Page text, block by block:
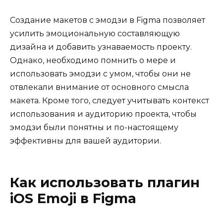
Создание макетов с эмодзи в Figma позволяет
усилить эмоциональную составляющую
дизайна и добавить узнаваемость проекту.
Однако, необходимо помнить о мере и
использовать эмодзи с умом, чтобы они не
отвлекали внимание от основного смысла
макета. Кроме того, следует учитывать контекст
использования и аудиторию проекта, чтобы
эмодзи были понятны и по-настоящему
эффективны для вашей аудитории.
Как использовать плагин
iOS Emoji в Figma